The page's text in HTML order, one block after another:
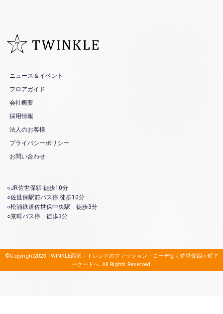
ニュース＆イベント
フロアガイド
会社概要
採用情報
法人のお客様
プライバシーポリシー
お問い合わせ
○JR佐世保駅 徒歩10分
○佐世保駅前バス停 徒歩10分
○松浦鉄道佐世保中央駅 徒歩3分
○京町バス停 徒歩3分
©Copyright2023 TWINKLE西沢－トレンドのファッション・コーデなら佐世保四ヶ町ア
ーケードへ. All Rights Reserved.